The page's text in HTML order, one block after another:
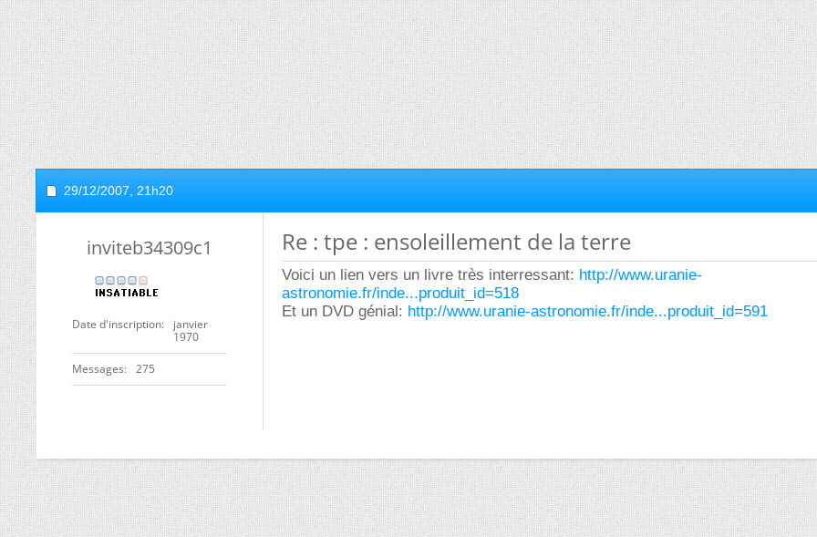
29/12/2007, 21h20
inviteb34309c1
Date d'inscription
janvier
1970
Messages 275
Re : tpe : ensoleillement de la terre
Voici un lien vers un livre très interressant: http://www.uranie-
astronomie.fr/inde...produit_id=518
Et un DVD génial: http://www.uranie-astronomie.fr/inde...produit_id=591